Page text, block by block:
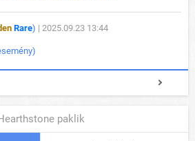
Rare) | 2025.09.23 13:44
paklik